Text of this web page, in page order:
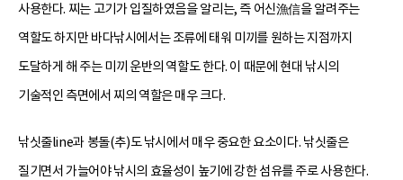
사용한다. 찌는 고기가 입질하였음을 알리는, 즉 어신漁信을 알려주는
역할도 하지만 바다낚시에서는 조류에 태워 미끼를 원하는 지점까지
도달하게 해 주는 미끼 운반의 역할도 한다. 이 때문에 현대 낚시의
기술적인 측면에서 찌의 역할은 매우 크다.
낚싯줄line과 봉돌(추)도 낚시에서 매우 중요한 요소이다. 낚싯줄은
질기면서 가늘어야 낚시의 효율성이 높기에 강한 섬유를 주로 사용한다.